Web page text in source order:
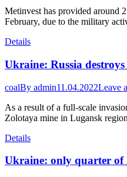
Metinvest has provided around
February, due to the military
Details
Ukraine: Russia destroys
coalBy admin11.04.2022Leave
As a result of a full-scale
Zolotaya mine in Lugansk
Details
Ukraine: only quarter of